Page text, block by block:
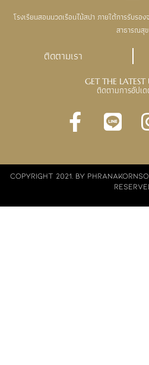
โรงเรียนสอนนวดเรือนไม้สปา ภายใต้การรับรอ
สาธารณสุข
ติดตามเรา
GET THE LATEST
ติดตามการอัปเ
COPYRIGHT 2021. BY